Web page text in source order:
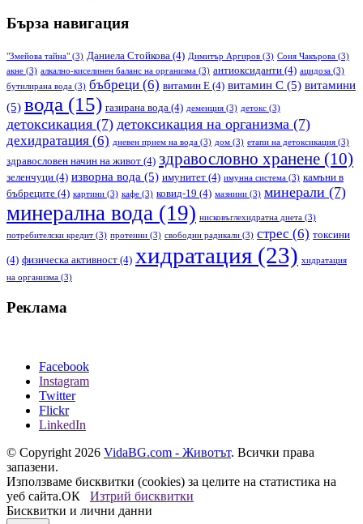
Бърза навигация
"Змейова тайна" (3) Даниела Стойкова (4) Димитър Аргиров (3) Соня Чакърова (3)
акне (3) алкално-киселинен баланс на организма (3) антиоксиданти (4) ацидоза (3)
бутилирана вода (3) бъбреци (6) витамин Е (4) витамин С (5) витамини
(5) вода (15) газирана вода (4) деменция (3) детокс (3)
детоксикация (7) детоксикация на организма (7)
дехидратация (6) дневен прием на вода (3) дом (3) етапи на детоксикация (3)
здравословен начин на живот (4) здравословно хранене (10)
зеленчуци (4) изворна вода (5) имунитет (4) имунна система (3) камъни в
бъбреците (4) картини (3) кафе (3) ковид-19 (4) мазнини (3) минерали (7)
минерална вода (19) нисковъглехидратна диета (3)
потребителски кредит (3) протеини (3) свободни радикали (3) стрес (6) токсини
(4) физическа активност (4) хидратация (23) хидратация
на организма (3)
Реклама
Facebook
Instagram
Twitter
Flickr
LinkedIn
© Copyright 2026 VidaBG.com - Животът. Всички права
запазени.
Използваме бисквитки (cookies) за целите на статистика на
уеб сайта.ОК
Изтрий бисквитки
Бисквитки и лични данни